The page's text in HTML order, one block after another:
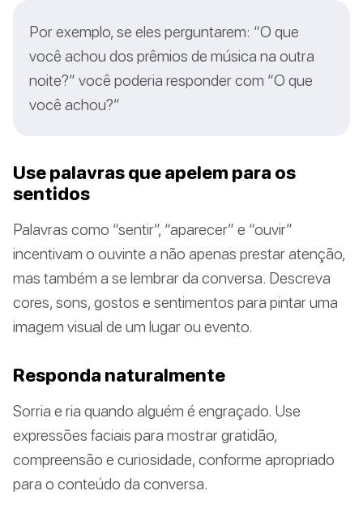
Por exemplo, se eles perguntarem: “O que
você achou dos prêmios de música na outra
noite?” você poderia responder com “O que
você achou?”
Use palavras que apelem para os
sentidos
Palavras como “sentir”, “aparecer” e “ouvir”
incentivam o ouvinte a não apenas prestar atenção,
mas também a se lembrar da conversa. Descreva
cores, sons, gostos e sentimentos para pintar uma
imagem visual de um lugar ou evento.
Responda naturalmente
Sorria e ria quando alguém é engraçado. Use
expressões faciais para mostrar gratidão,
compreensão e curiosidade, conforme apropriado
para o conteúdo da conversa.